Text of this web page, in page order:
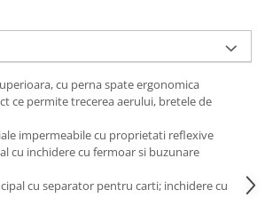
cu perna spate ergonomica
ce permite trecerea aerului, bretele de
impermeabile cu proprietati reflexive
cu inchidere cu fermoar si buzunare
cu separator pentru carti; inchidere cu